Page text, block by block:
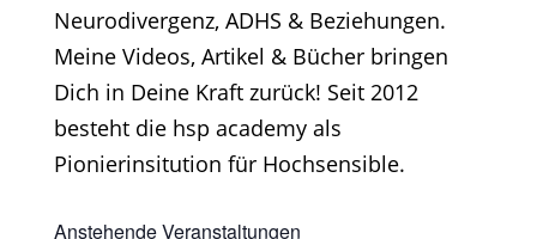
Neurodivergenz, ADHS & Beziehungen.
Meine Videos, Artikel & Bücher bringen
Dich in Deine Kraft zurück! Seit 2012
besteht die hsp academy als
Pionierinsitution für Hochsensible.
Anstehende Veranstaltungen